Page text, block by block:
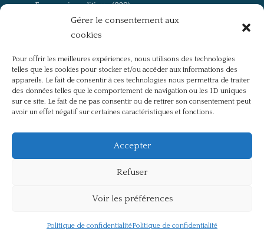
Gérer le consentement aux
cookies
Pour offrir les meilleures expériences, nous utilisons des technologies
telles que les cookies pour stocker et/ou accéder aux informations des
appareils. Le fait de consentir à ces technologies nous permettra de traiter
des données telles que le comportement de navigation ou les ID uniques
sur ce site. Le fait de ne pas consentir ou de retirer son consentement peut
avoir un effet négatif sur certaines caractéristiques et fonctions.
Accepter
Refuser
Voir les préférences
Politique de confidentialitéPolitique de confidentialité
Economie politique(238)
(168)
La guerre, la Résistance et la Déportation
Non classé(42)
Partis politiques, intelligentsia, médias(750)
Présentation(4)
Références(57)